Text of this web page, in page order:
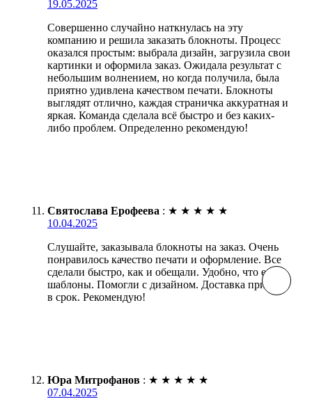
19.05.2025
Совершенно случайно наткнулась на эту
компанию и решила заказать блокноты. Процесс
оказался простым: выбрала дизайн, загрузила свои
картинки и оформила заказ. Ожидала результат с
небольшим волнением, но когда получила, была
приятно удивлена качеством печати. Блокноты
выглядят отлично, каждая страничка аккуратная и
яркая. Команда сделала всё быстро и без каких-
либо проблем. Определенно рекомендую!
Святослава Ерофеева : ★ ★ ★ ★ ★
10.04.2025
Слушайте, заказывала блокноты на заказ. Очень
понравилось качество печати и оформление. Все
сделали быстро, как и обещали. Удобно, что есть
шаблоны. Помогли с дизайном. Доставка пришла
в срок. Рекомендую!
Юра Митрофанов : ★ ★ ★ ★ ★
07.04.2025